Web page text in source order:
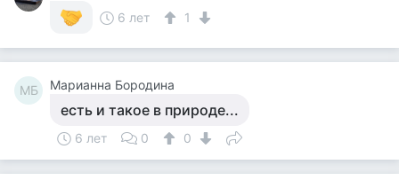
6 лет
1
МБ Марианна Бородина
есть и такое в природе...
6 лет 0 0